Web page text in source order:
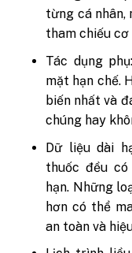
từng cá nhân,
tham chiếu cơ
Tác dụng
mặt hạn chế.
biến nhất và
chúng hay
Dữ liệu dài
thuốc đều
hạn. Những
hơn có thể
an toàn và